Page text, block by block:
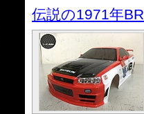
伝説の1971年